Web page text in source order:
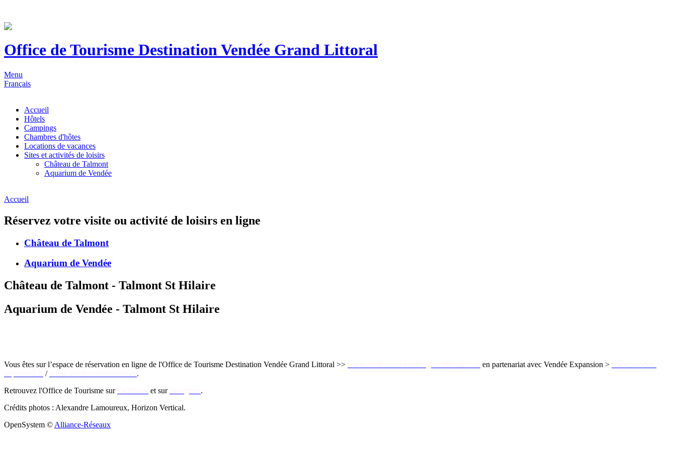
Office de Tourisme Destination Vendée Grand Littoral
Menu
Français
Accueil
Hôtels
Campings
Chambres d'hôtes
Locations de vacances
Sites et activités de loisirs
Château de Talmont
Aquarium de Vendée
Accueil
Réservez votre visite ou activité de loisirs en ligne
Château de Talmont
Aquarium de Vendée
Château de Talmont - Talmont St Hilaire
Aquarium de Vendée - Talmont St Hilaire
Vous êtes sur l’espace de réservation en ligne de l'Office de Tourisme Destination Vendée Grand Littoral >> en partenariat avec Vendée Expansion >
/
.
Retrouvez l'Office de Tourisme sur
et sur
.
Crédits photos : Alexandre Lamoureux, Horizon Vertical.
OpenSystem © Alliance-Réseaux